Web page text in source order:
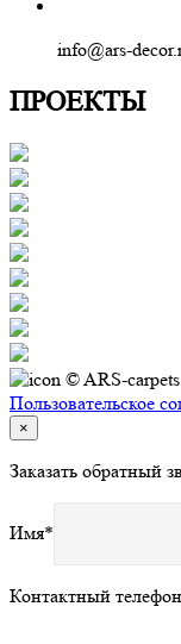
info@ars-
ПРОЕКТЫ
© ARS-
Пользовательское
×
Заказать обратный
Имя*
Контактный телефон